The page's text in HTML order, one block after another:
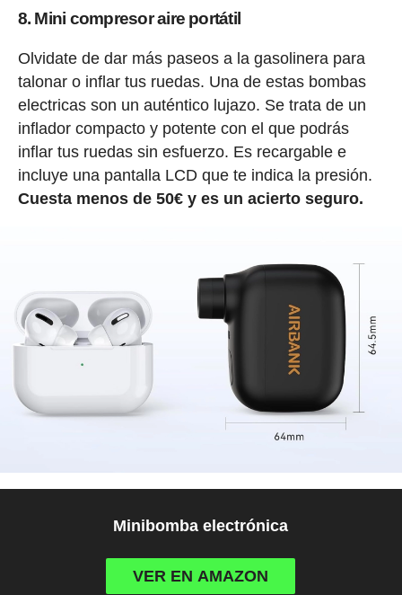
8. Mini compresor aire portátil
Olvidate de dar más paseos a la gasolinera para
talonar o inflar tus ruedas. Una de estas bombas
electricas son un auténtico lujazo. Se trata de un
inflador compacto y potente con el que podrás
inflar tus ruedas sin esfuerzo. Es recargable e
incluye una pantalla LCD que te indica la presión.
Cuesta menos de 50€ y es un acierto seguro.
Minibomba electrónica
VER EN AMAZON